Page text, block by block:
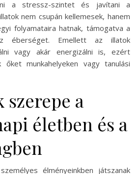
a stressz-szintet és javítani a
nem csupán kellemesek, hanem
folyamataira hatnak, támogatva a
éberséget. Emellett az illatok
vagy akár energizálni is, ezért
őket munkahelyeken vagy tanulási
a
életben és a
élményeinkben játszanak